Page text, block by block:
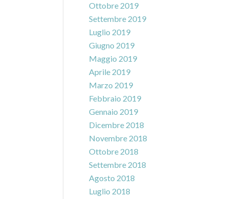
Ottobre 2019
Settembre 2019
Luglio 2019
Giugno 2019
Maggio 2019
Aprile 2019
Marzo 2019
Febbraio 2019
Gennaio 2019
Dicembre 2018
Novembre 2018
Ottobre 2018
Settembre 2018
Agosto 2018
Luglio 2018